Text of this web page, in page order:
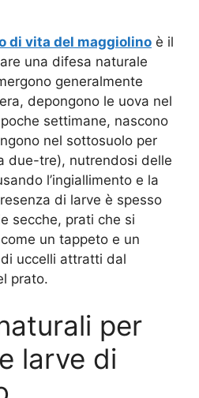
di vita del maggiolino è il
una difesa naturale
generalmente
depongono le uova nel
settimane, nascono
nel sottosuolo per
due-tre), nutrendosi delle
l’ingiallimento e la
di larve è spesso
secche, prati che si
un tappeto e un
uccelli attratti dal
prato.
per
larve di